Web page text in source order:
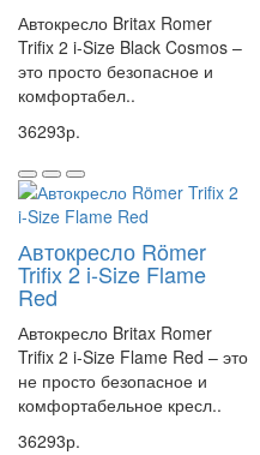
Автокресло Britax Romer
Trifix 2 i-Size Black Cosmos –
это просто безопасное и
комфортабел..
36293р.
Автокресло Römer
Trifix 2 i-Size Flame
Red
Автокресло Britax Romer
Trifix 2 i-Size Flame Red – это
не просто безопасное и
комфортабельное кресл..
36293р.